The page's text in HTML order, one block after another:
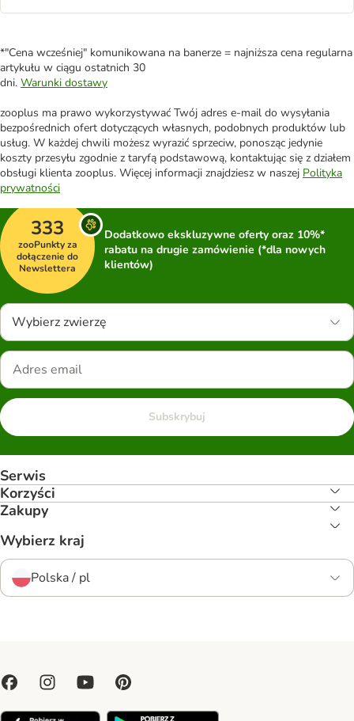
*"Cena wcześniej" komunikowana na banerze = najniższa cena regularna
artykułu w ciągu ostatnich 30
dni. Warunki dostawy
zooplus ma prawo wykorzystywać Twój adres e-mail do wysyłania
bezpośrednich ofert dotyczących własnych, podobnych produktów lub
usług. W każdej chwili możesz wyrazić sprzeciw, ponosząc jedynie
koszty przesyłu zgodnie z taryfą podstawową, kontaktując się z działem
obsługi klienta zooplus. Więcej informacji znajdziesz w naszej Polityka
prywatności
333
zooPunkty za
dołączenie do
Newslettera
Dodatkowo ekskluzywne oferty oraz 10%*
rabatu na drugie zamówienie (*dla nowych
klientów)
Wybierz zwierzę
Subskrybuj
Serwis
Korzyści
Zakupy
Wybierz kraj
Polska / pl